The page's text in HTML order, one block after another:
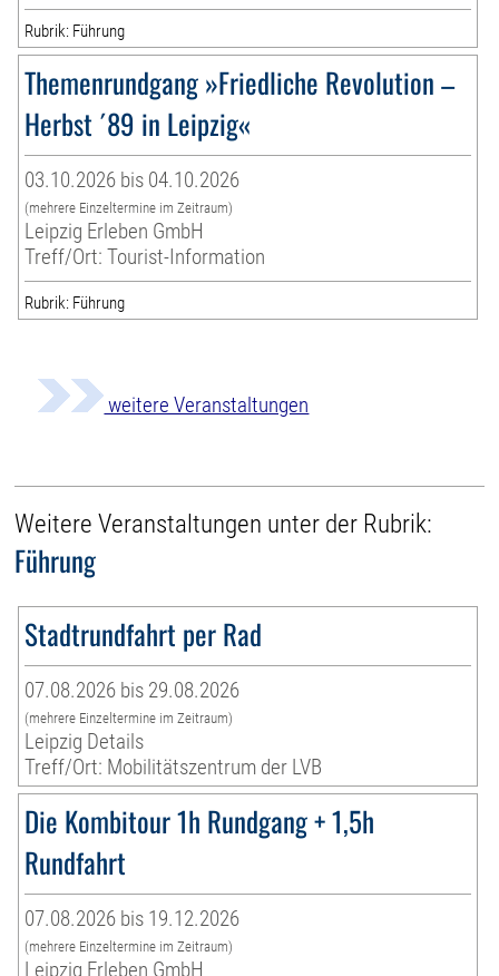
Rubrik: Führung
Themenrundgang »Friedliche Revolution –
Herbst ´89 in Leipzig«
03.10.2026 bis 04.10.2026
(mehrere Einzeltermine im Zeitraum)
Leipzig Erleben GmbH
Treff/Ort: Tourist-Information
Rubrik: Führung
weitere Veranstaltungen
Weitere Veranstaltungen unter der Rubrik:
Führung
Stadtrundfahrt per Rad
07.08.2026 bis 29.08.2026
(mehrere Einzeltermine im Zeitraum)
Leipzig Details
Treff/Ort: Mobilitätszentrum der LVB
Die Kombitour 1h Rundgang + 1,5h
Rundfahrt
07.08.2026 bis 19.12.2026
(mehrere Einzeltermine im Zeitraum)
Leipzig Erleben GmbH